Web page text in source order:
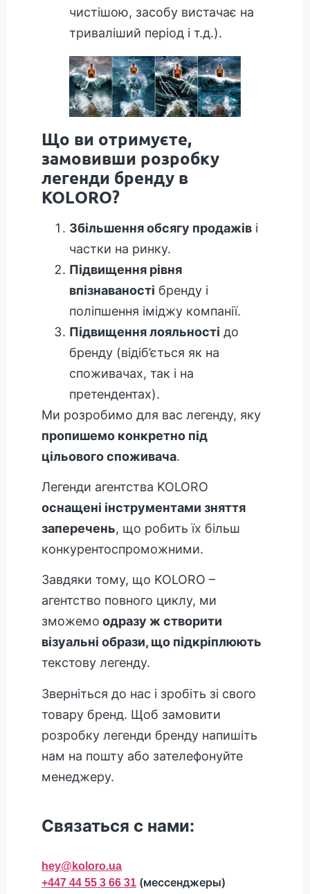
чистішою, засобу вистачає на
триваліший період і т.д.).
Що ви отримуєте,
замовивши розробку
легенди бренду в
KOLORO?
Збільшення обсягу продажів і
частки на ринку.
Підвищення рівня
впізнаваності бренду і
поліпшення іміджу компанії.
Підвищення лояльності до
бренду (відіб’ється як на
споживачах, так і на
претендентах).
Ми розробимо для вас легенду, яку
пропишемо конкретно під
цільового споживача.
Легенди агентства KOLORO
оснащені інструментами зняття
заперечень, що робить їх більш
конкурентоспроможними.
Завдяки тому, що KOLORO –
агентство повного циклу, ми
зможемо одразу ж створити
візуальні образи, що підкріплюють
текстову легенду.
Зверніться до нас і зробіть зі свого
товару бренд. Щоб замовити
розробку легенди бренду напишіть
нам на пошту або зателефонуйте
менеджеру.
Связаться с нами:
hey@koloro.ua
+447 44 55 3 66 31 (мессенджеры)